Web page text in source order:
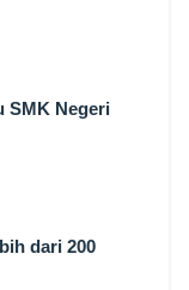
SMK Negeri
dari 200